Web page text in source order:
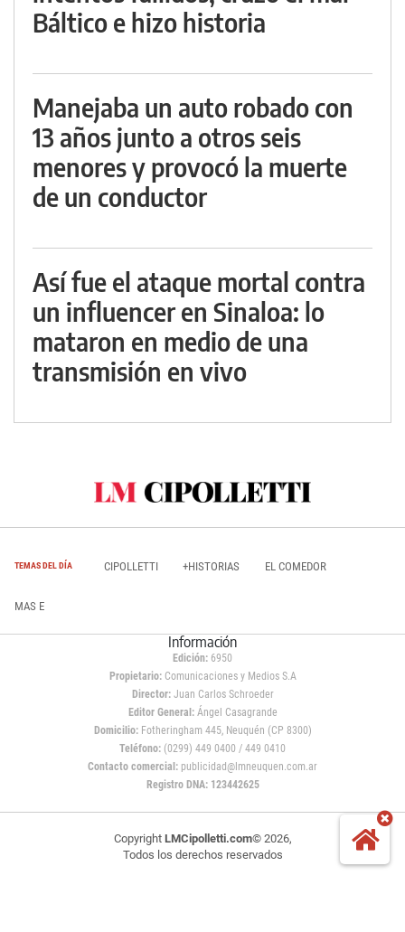
Báltico e hizo historia
Manejaba un auto robado con
13 años junto a otros seis
menores y provocó la muerte
de un conductor
Así fue el ataque mortal contra
un influencer en Sinaloa: lo
mataron en medio de una
transmisión en vivo
TEMAS DEL DÍA CIPOLLETTI +HISTORIAS EL COMEDOR
MAS E
Información
Edición: 6950
Propietario:Comunicaciones y Medios S.A
Director: Juan Carlos Schroeder
Editor General:Ángel Casagrande
Domicilio:Fotheringham 445, Neuquén (CP 8300)
Teléfono: (0299) 449 0400 / 449 0410
Contacto comercial: publicidad@lmneuquen.com.ar
Registro DNA: 123442625
Copyright LMCipolletti.com© 2026,
Todos los derechos reservados